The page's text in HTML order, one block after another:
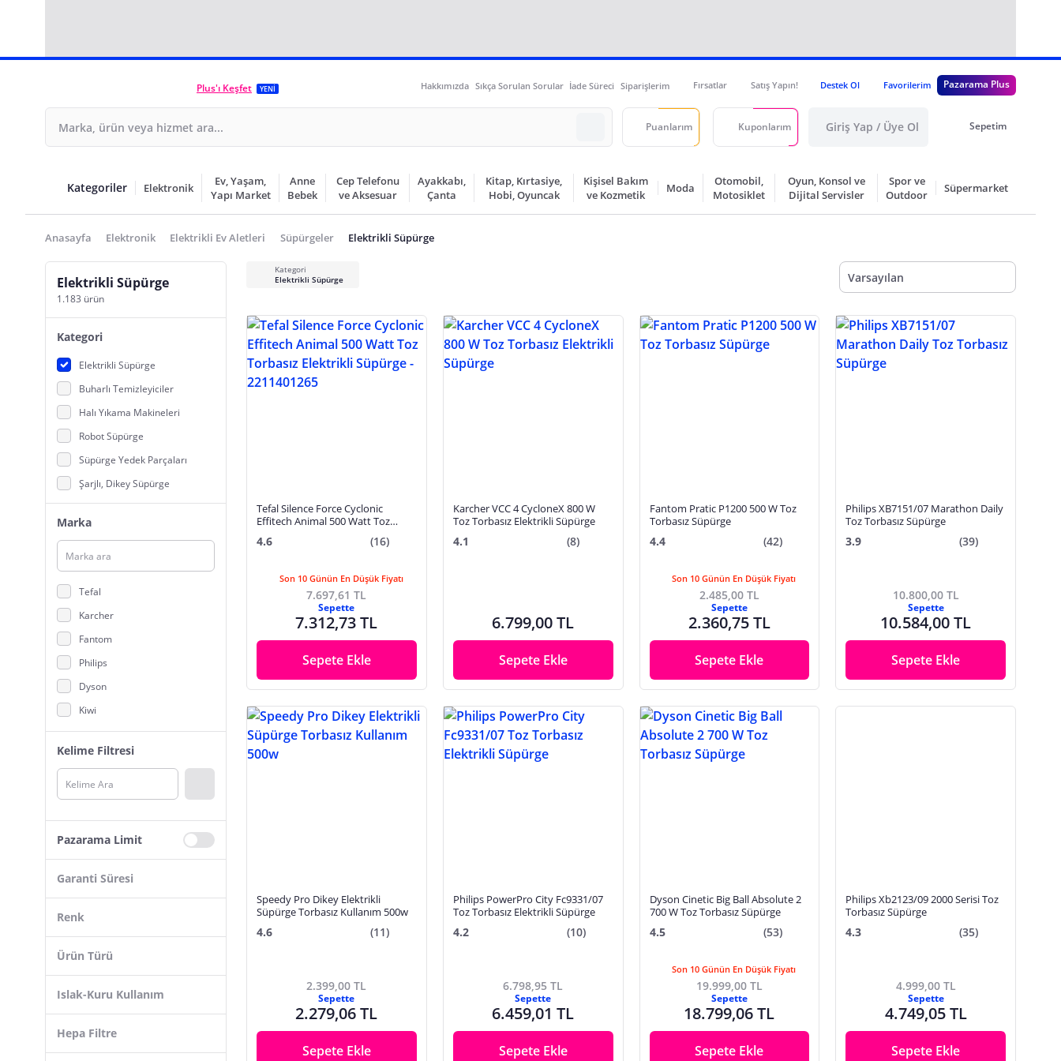
Plus'ı Keşfet YENİ Hakkımızda Sıkça Sorulan Sorular İade Süreci Siparişlerim Fırsatlar Satış Yapın! Destek Ol Favorilerim Pazarama Plus
Puanlarım Kuponlarım Giriş Yap / Üye Ol Sepetim
Kategoriler Elektronik
Ev, Yaşam,
Yapı Market
Anne
Bebek
Cep Telefonu
ve Aksesuar
Ayakkabı,
Çanta
Kitap, Kırtasiye,
Hobi, Oyuncak
Kişisel Bakım
ve Kozmetik
Moda
Otomobil,
Motosiklet
Oyun, Konsol ve
Dijital Servisler
Spor ve
Outdoor
Süpermarket
Anasayfa Elektronik Elektrikli Ev Aletleri Süpürgeler Elektrikli Süpürge
Elektrikli Süpürge
1.183 ürün
Kategori
Elektrikli Süpürge
Buharlı Temizleyiciler
Halı Yıkama Makineleri
Robot Süpürge
Süpürge Yedek Parçaları
Şarjlı, Dikey Süpürge
Marka
Tefal
Karcher
Fantom
Philips
Dyson
Kiwi
Electrolux
Dreame
Arnica
Shark
Schafer
Samsung
Arçelik
Bissell
Profilo
Kelime Filtresi
Pazarama Limit
Garanti Süresi
Renk
Çok Renkli
Kırmızı
Ürün Türü
Islak-Kuru Kullanım
Hepa Filtre
Kategori
Elektrikli Süpürge
Varsayılan
Tefal Silence Force Cyclonic
Effitech Animal 500 Watt Toz
2211401265
4.6 (16)
Son 10 Günün En Düşük Fiyatı
7.697,61 TL
Sepette
7.312,73 TL
Sepete Ekle
Karcher VCC 4 CycloneX 800 W
Toz Torbasız Elektrikli Süpürge
4.1 (8)
6.799,00 TL
Sepete Ekle
Fantom Pratic P1200 500 W Toz
Torbasız Süpürge
4.4 (42)
Son 10 Günün En Düşük Fiyatı
2.485,00 TL
Sepette
2.360,75 TL
Sepete Ekle
Philips XB7151/07 Marathon Daily
Toz Torbasız Süpürge
3.9 (39)
10.800,00 TL
Sepette
10.584,00 TL
Sepete Ekle
Speedy Pro Dikey Elektrikli
Süpürge Torbasız Kullanım 500w
4.6 (11)
2.399,00 TL
Sepette
2.279,06 TL
Sepete Ekle
Philips PowerPro City Fc9331/07
Toz Torbasız Elektrikli Süpürge
4.2 (10)
6.798,95 TL
Sepette
6.459,01 TL
Sepete Ekle
Dyson Cinetic Big Ball Absolute 2
700 W Toz Torbasız Süpürge
4.5 (53)
Son 10 Günün En Düşük Fiyatı
19.999,00 TL
Sepette
18.799,06 TL
Sepete Ekle
Philips Xb2123/09 2000 Serisi Toz
Torbasız Süpürge
4.3 (35)
4.999,00 TL
Sepette
4.749,05 TL
Sepete Ekle